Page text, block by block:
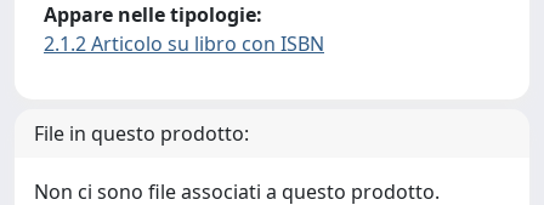
Appare nelle tipologie:
2.1.2 Articolo su libro con ISBN
File in questo prodotto:
Non ci sono file associati a questo prodotto.